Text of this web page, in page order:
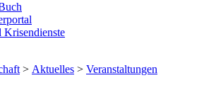
Krisendienste
> Aktuelles > Veranstaltungen